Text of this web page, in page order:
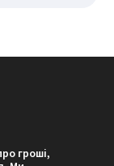
гроші,